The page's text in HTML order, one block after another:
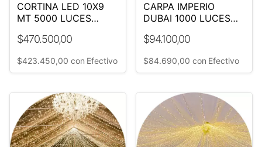
CORTINA LED 10X9
MT 5000 LUCES
$470.500,00
$423.450,00 con Efectivo
CARPA IMPERIO
DUBAI 1000 LUCES
DIÁMETRO
$94.100,00
$84.690,00 con Efectivo